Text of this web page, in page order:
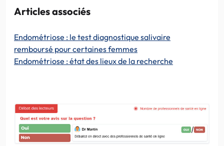
Articles associés
Endométriose : le test diagnostique salivaire
remboursé pour certaines femmes
Endométriose : état des lieux de la recherche